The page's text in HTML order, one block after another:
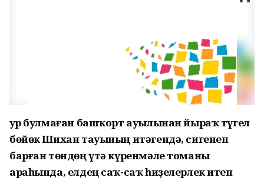
Ҙур булмаған башҡорт ауылынан йыраҡ түгел
бөйөк Шихан тауының итәгендә, сигенеп
барған төндөң үтә күренмәле томаны
араһында, елдең саҡ-саҡ һиҙелерлек итеп